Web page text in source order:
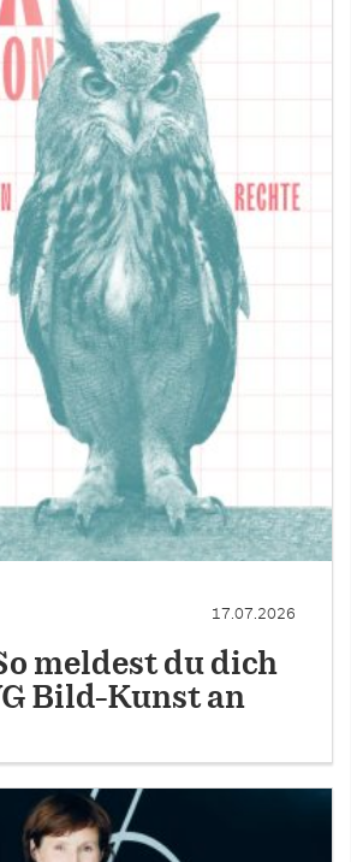
17.07.2026
meldest du dich
Bild-Kunst an